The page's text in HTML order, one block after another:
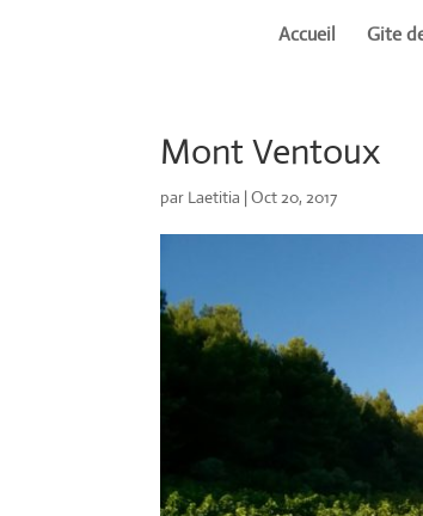
Accueil Gite
Mont Ventoux
par Laetitia |Oct 20, 2017